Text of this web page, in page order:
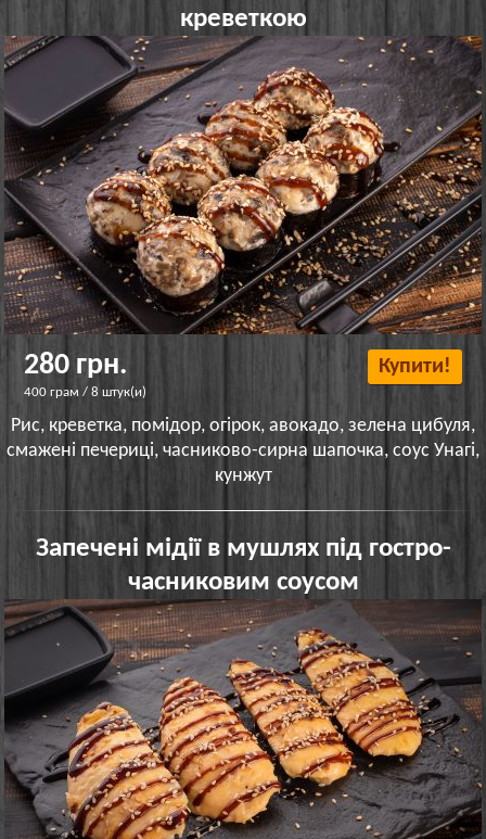
креветкою
280 грн.
400 грам / 8 штук(и)
Купити!
Рис, креветка, помідор, огірок, авокадо, зелена цибуля,
смажені печериці, часниково-сирна шапочка, соус Унагі,
кунжут
Запечені мідії в мушлях під гостро-
часниковим соусом